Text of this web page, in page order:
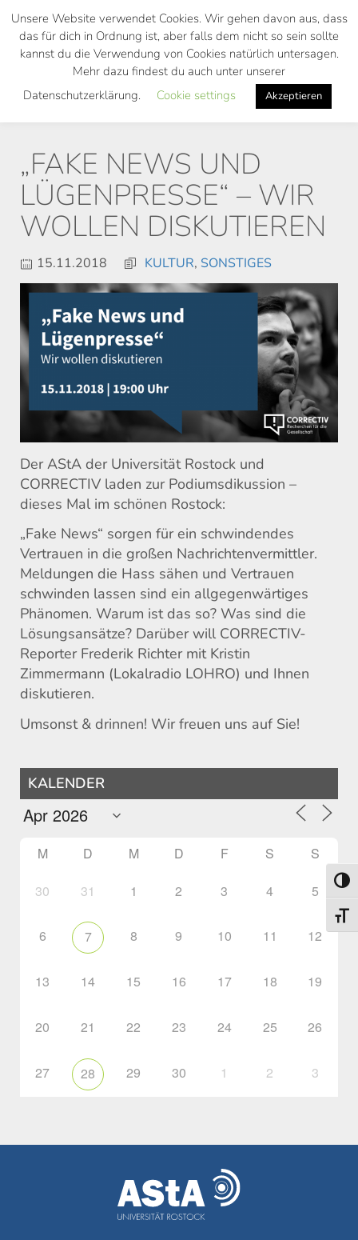
Skip
main
„FAKE NEWS UND
LÜGENPRESSE“ – WIR
WOLLEN DISKUTIEREN
15.11.2018 KULTUR, SONSTIGES
Der AStA der Universität Rostock und
CORRECTIV laden zur Podiumsdikussion –
dieses Mal im schönen Rostock:
„Fake News“ sorgen für ein schwindendes
Vertrauen in die großen Nachrichtenvermittler.
Meldungen die Hass sähen und Vertrauen
schwinden lassen sind ein allgegenwärtiges
Phänomen. Warum ist das so? Was sind die
Lösungsansätze? Darüber will CORRECTIV-
Reporter Frederik Richter mit Kristin
Zimmermann (Lokalradio LOHRO) und Ihnen
diskutieren.
Umsonst & drinnen! Wir freuen uns auf Sie!
KALENDER
M D M D F S S
30 31 1 2 3 4 5
6 7 8 9 10 11 12
13 14 15 16 17 18 19
20 21 22 23 24 25 26
27 28 29 30 1 2 3
Unsere Website verwendet Cookies. Wir gehen davon aus, dass
das für dich in Ordnung ist, aber falls dem nicht so sein sollte
kannst du die Verwendung von Cookies natürlich untersagen.
Mehr dazu findest du auch unter unserer
Datenschutzerklärung.
Cookie settings Akzeptieren